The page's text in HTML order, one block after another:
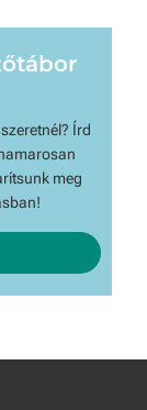
Írd
meg